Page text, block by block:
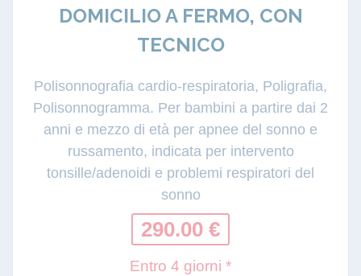
DOMICILIO A FERMO, CON
TECNICO
Polisonnografia cardio-respiratoria, Poligrafia,
Polisonnogramma. Per bambini a partire dai 2
anni e mezzo di età per apnee del sonno e
russamento, indicata per intervento
tonsille/adenoidi e problemi respiratori del
sonno
290.00 €
Entro 4 giorni *